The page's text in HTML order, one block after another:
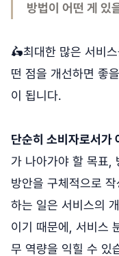
방법이 어떤 게 있
🛵최대한 많은 서비
떤 점을 개선하면 좋
이 됩니다.
단순히 소비자로서가
가 나아가야 할 목표,
방안을 구체적으로
하는 일은 서비스의
이기 때문에, 서비스
무 역량을 익힐 수 있